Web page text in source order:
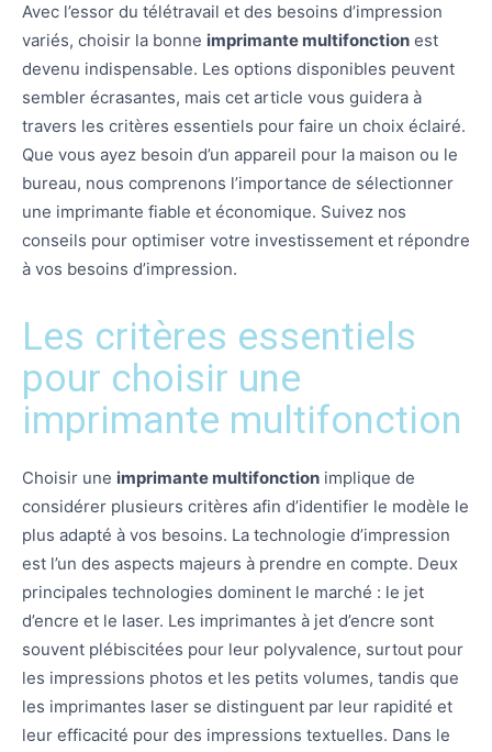
Avec l’essor du télétravail et des besoins d’impression
variés, choisir la bonne imprimante multifonction est
devenu indispensable. Les options disponibles peuvent
sembler écrasantes, mais cet article vous guidera à
travers les critères essentiels pour faire un choix éclairé.
Que vous ayez besoin d’un appareil pour la maison ou le
bureau, nous comprenons l’importance de sélectionner
une imprimante fiable et économique. Suivez nos
conseils pour optimiser votre investissement et répondre
à vos besoins d’impression.
Les critères essentiels
pour choisir une
imprimante multifonction
Choisir une imprimante multifonction implique de
considérer plusieurs critères afin d’identifier le modèle le
plus adapté à vos besoins. La technologie d’impression
est l’un des aspects majeurs à prendre en compte. Deux
principales technologies dominent le marché : le jet
d’encre et le laser. Les imprimantes à jet d’encre sont
souvent plébiscitées pour leur polyvalence, surtout pour
les impressions photos et les petits volumes, tandis que
les imprimantes laser se distinguent par leur rapidité et
leur efficacité pour des impressions textuelles. Dans le